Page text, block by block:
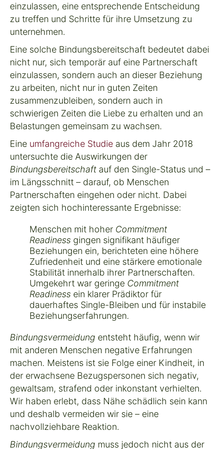
einzulassen, eine entsprechende Entscheidung
zu treffen und Schritte für ihre Umsetzung zu
unternehmen.
Eine solche Bindungsbereitschaft bedeutet dabei
nicht nur, sich temporär auf eine Partnerschaft
einzulassen, sondern auch an dieser Beziehung
zu arbeiten, nicht nur in guten Zeiten
zusammenzubleiben, sondern auch in
schwierigen Zeiten die Liebe zu erhalten und an
Belastungen gemeinsam zu wachsen.
Eine umfangreiche Studie aus dem Jahr 2018
untersuchte die Auswirkungen der
Bindungsbereitschaft auf den Single-Status und –
im Längsschnitt – darauf, ob Menschen
Partnerschaften eingehen oder nicht. Dabei
zeigten sich hochinteressante Ergebnisse:
Menschen mit hoher Commitment
Readiness gingen signifikant häufiger
Beziehungen ein, berichteten eine höhere
Zufriedenheit und eine stärkere emotionale
Stabilität innerhalb ihrer Partnerschaften.
Umgekehrt war geringe Commitment
Readiness ein klarer Prädiktor für
dauerhaftes Single-Bleiben und für instabile
Beziehungserfahrungen.
Bindungsvermeidung entsteht häufig, wenn wir
mit anderen Menschen negative Erfahrungen
machen. Meistens ist sie Folge einer Kindheit, in
der erwachsene Bezugspersonen sich negativ,
gewaltsam, strafend oder inkonstant verhielten.
Wir haben erlebt, dass Nähe schädlich sein kann
und deshalb vermeiden wir sie – eine
nachvollziehbare Reaktion.
Bindungsvermeidung muss jedoch nicht aus der